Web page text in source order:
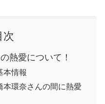
次
熱愛について！
本情報
本環奈さんの間に熱愛